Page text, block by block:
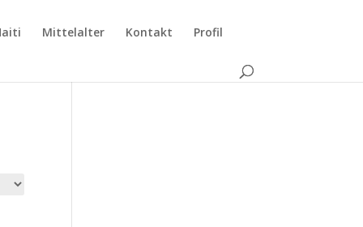
Mittelalter Kontakt Profil